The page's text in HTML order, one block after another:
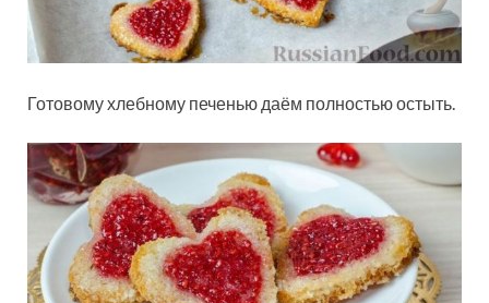
Готовому хлебному печенью даём полностью остыть.